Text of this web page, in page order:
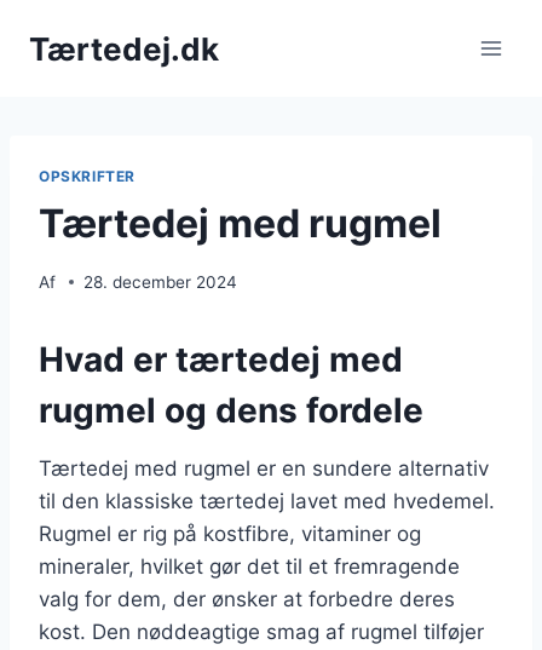
Tærtedej.dk
OPSKRIFTER
Tærtedej med rugmel
Af 28. december 2024
Hvad er tærtedej med
rugmel og dens fordele
Tærtedej med rugmel er en sundere alternativ
til den klassiske tærtedej lavet med hvedemel.
Rugmel er rig på kostfibre, vitaminer og
mineraler, hvilket gør det til et fremragende
valg for dem, der ønsker at forbedre deres
kost. Den nøddeagtige smag af rugmel tilføjer